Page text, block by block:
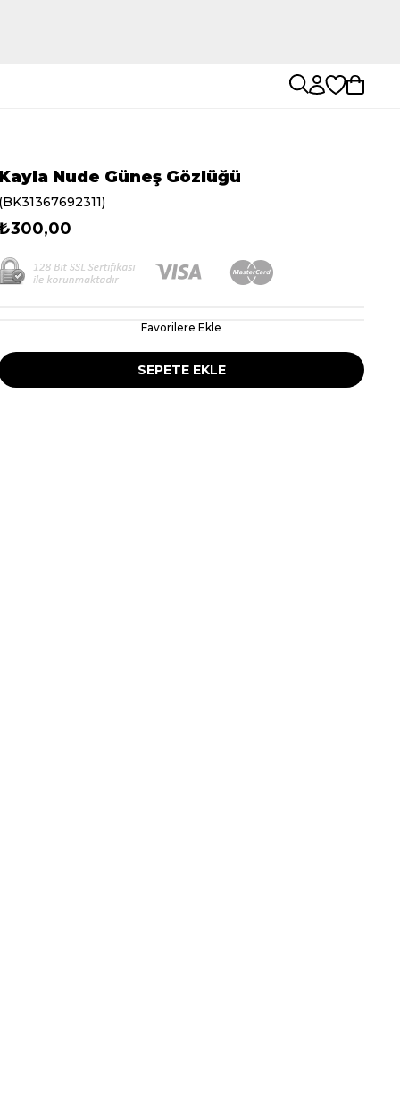
Kayla Nude Güneş Gözlüğü
(BK31367692311)
Favorilere Ekle